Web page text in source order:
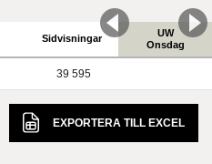
Sidvisningar
UW
Onsdag
39 595
EXPORTERA TILL EXCEL